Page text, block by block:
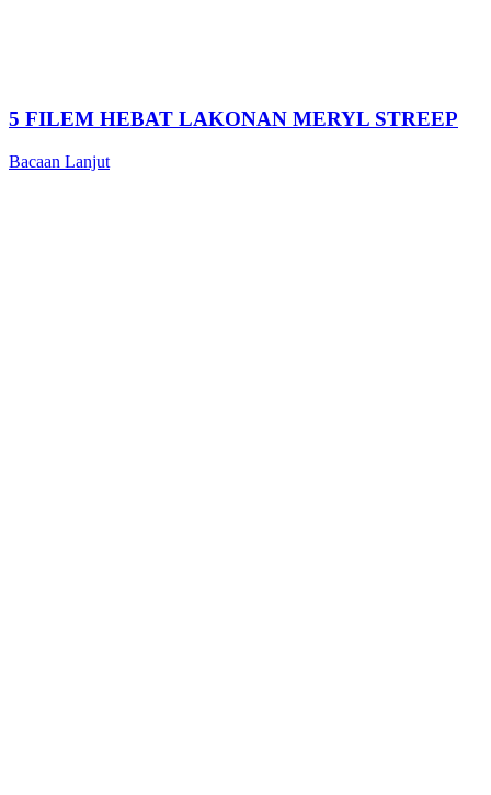
5 FILEM HEBAT LAKONAN MERYL STREEP
Bacaan Lanjut